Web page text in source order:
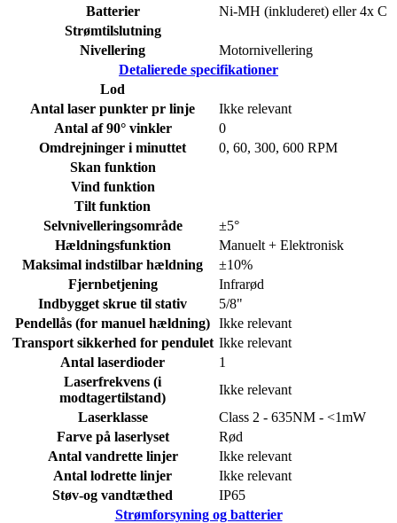
Batterier
Ni-MH (inkluderet) eller 4x C
Strømtilslutning
Nivellering
Motornivellering
Detalierede specifikationer
Lod
Antal laser punkter pr linje
Ikke relevant
Antal af 90° vinkler
0
Omdrejninger i minuttet
0, 60, 300, 600 RPM
Skan funktion
Vind funktion
Tilt funktion
Selvnivelleringsområde
±5°
Hældningsfunktion
Manuelt + Elektronisk
Maksimal indstilbar hældning
±10%
Fjernbetjening
Infrarød
Indbygget skrue til stativ
5/8"
Pendellås (for manuel hældning) Ikke relevant
Transport sikkerhed for pendulet Ikke relevant
Antal laserdioder
1
Laserfrekvens (i
modtagertilstand)
Ikke relevant
Laserklasse
Class 2 - 635NM - <1mW
Farve på laserlyset
Rød
Antal vandrette linjer
Ikke relevant
Antal lodrette linjer
Ikke relevant
Støv-og vandtæthed
IP65
Strømforsyning og batterier